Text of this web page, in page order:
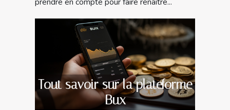
Tout savoir sur la plateforme
Bux